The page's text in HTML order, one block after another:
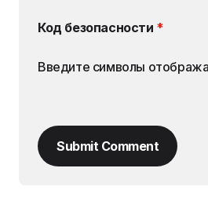
Код безопасности *
Введите символы
Submit Comment